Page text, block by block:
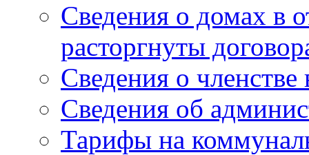
Сведения о домах в
расторгнуты
Сведения о
Сведения об
Тарифы на